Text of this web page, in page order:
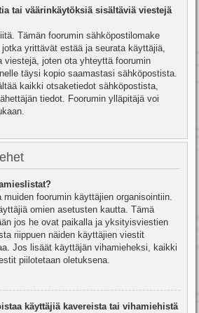
tai väärinkäytöksiä sisältäviä viestejä
Tämän foorumin sähköpostilomake
yrittävät estää ja seurata käyttäjiä,
viestejä, joten ota yhteyttä foorumin
täysi kopio saamastasi sähköpostista.
kaikki otsaketiedot sähköpostista,
tiedot. Foorumin ylläpitäjä voi
foorumin käyttäjien organisointiin.
omien asetusten kautta. Tämä
jos he ovat paikalla ja yksityisviestien
riippuen näiden käyttäjien viestit
Jos lisäät käyttäjän vihamieheksi, kaikki
piilotetaan oletuksena.
käyttäjiä kavereista tai vihamiehistä